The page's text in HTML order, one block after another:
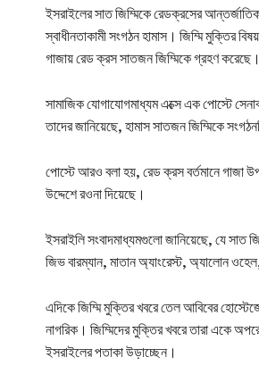
ইসরাইলের সাত জিম্মিকে রেডক্রসের
স্বাধীনতাকামী সংগঠন হামাস। জিম্মি মুক্তির
গাজায় রেড ক্রস সাতজন জিম্মিকে গ্রহণ করেছে।
সামাজিক যোগাযোগমাধ্যম এক্সে এক পোস্টে
তাদের জানিয়েছে, হামাস সাতজন জিম্মিকে
পোস্টে আরও বলা হয়, রেড ক্রস বর্তমানে গাজা
উদ্দেশে রওনা দিয়েছে।
ইসরাইলি সংবাদমাধ্যমগুলো জানিয়েছে, যে সাত
জিভ বারম্যান, মাতান অ্যাংরেস্ট, অ্যালোন
এদিকে জিম্মি মুক্তির খবরে তেল আবিবের
নাগরিক। জিম্মিদের মুক্তির খবরে তারা একে
ইসরাইলের পতাকা উড়াচ্ছেন।